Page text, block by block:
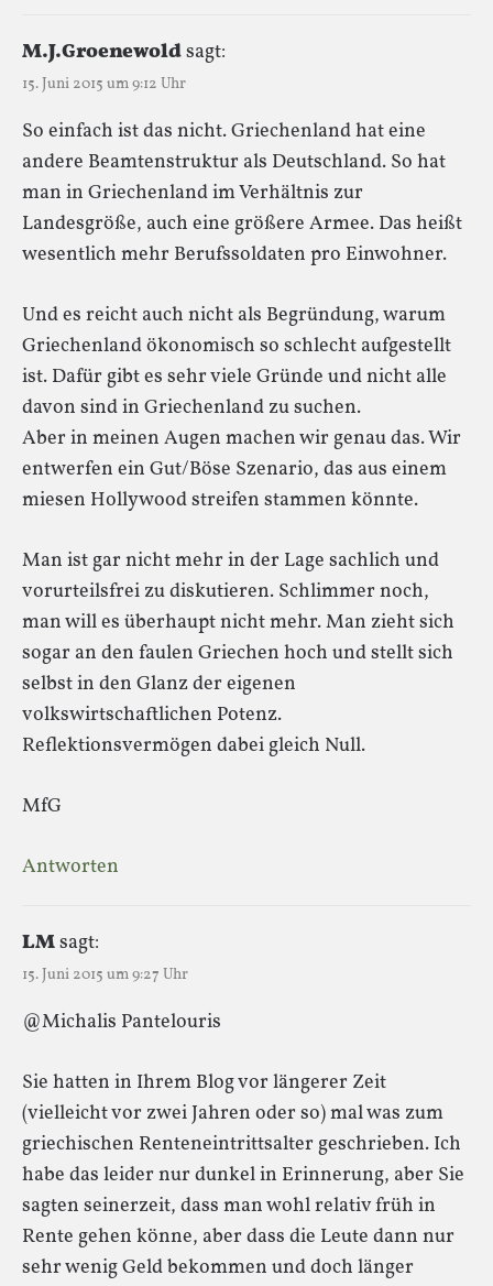
M.J.Groenewoldsagt:
15. Juni 2015 um 9:12 Uhr
So einfach ist das nicht. Griechenland hat eine
andere Beamtenstruktur als Deutschland. So hat
man in Griechenland im Verhältnis zur
Landesgröße, auch eine größere Armee. Das heißt
wesentlich mehr Berufssoldaten pro Einwohner.
Und es reicht auch nicht als Begründung, warum
Griechenland ökonomisch so schlecht aufgestellt
ist. Dafür gibt es sehr viele Gründe und nicht alle
davon sind in Griechenland zu suchen.
Aber in meinen Augen machen wir genau das. Wir
entwerfen ein Gut/Böse Szenario, das aus einem
miesen Hollywood streifen stammen könnte.
Man ist gar nicht mehr in der Lage sachlich und
vorurteilsfrei zu diskutieren. Schlimmer noch,
man will es überhaupt nicht mehr. Man zieht sich
sogar an den faulen Griechen hoch und stellt sich
selbst in den Glanz der eigenen
volkswirtschaftlichen Potenz.
Reflektionsvermögen dabei gleich Null.
MfG
Antworten
LMsagt:
15. Juni 2015 um 9:27 Uhr
@Michalis Pantelouris
Sie hatten in Ihrem Blog vor längerer Zeit
(vielleicht vor zwei Jahren oder so) mal was zum
griechischen Renteneintrittsalter geschrieben. Ich
habe das leider nur dunkel in Erinnerung, aber Sie
sagten seinerzeit, dass man wohl relativ früh in
Rente gehen könne, aber dass die Leute dann nur
sehr wenig Geld bekommen und doch länger